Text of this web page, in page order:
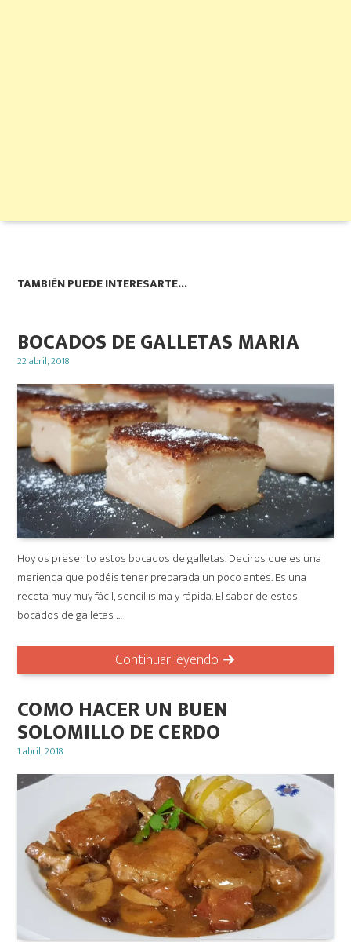
TAMBIÉN PUEDE INTERESARTE...
BOCADOS DE GALLETAS MARIA
Posted
22 abril, 2018
Hoy os presento estos bocados de galletas. Deciros que es una
merienda que podéis tener preparada un poco antes. Es una
receta muy muy fácil, sencillísima y rápida. El sabor de estos
bocados de galletas …
Continuar leyendo
COMO HACER UN BUEN
SOLOMILLO DE CERDO
Posted
1 abril, 2018